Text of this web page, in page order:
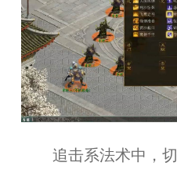
追击系法术中，切